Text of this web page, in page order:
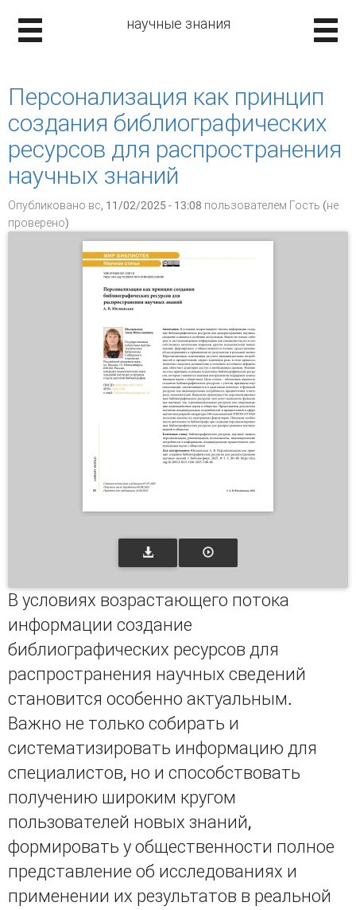
научные знания
Персонализация как принцип
создания библиографических
ресурсов для распространения
научных знаний
Опубликовано вс, 11/02/2025 - 13:08 пользователем Гость (не
проверено)
В условиях возрастающего потока
информации создание
библиографических ресурсов для
распространения научных сведений
становится особенно актуальным.
Важно не только собирать и
систематизировать информацию для
специалистов, но и способствовать
получению широким кругом
пользователей новых знаний,
формировать у общественности полное
представление об исследованиях и
применении их результатов в реальной